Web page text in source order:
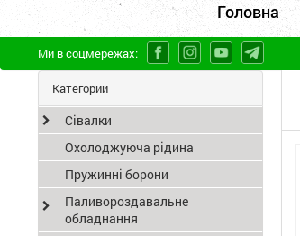
Головна
Ми в соцмережах:
Категории
Сівалки
Охолоджуюча рідина
Пружинні борони
Паливороздавальне
обладнання